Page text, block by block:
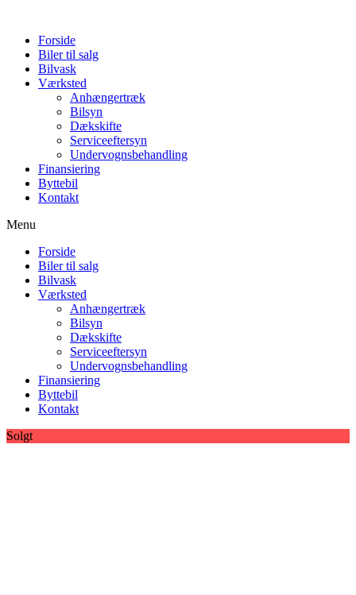
Forside
Biler til salg
Bilvask
Værksted
Anhængertræk
Bilsyn
Dækskifte
Serviceeftersyn
Undervognsbehandling
Finansiering
Byttebil
Kontakt
Menu
Forside
Biler til salg
Bilvask
Værksted
Anhængertræk
Bilsyn
Dækskifte
Serviceeftersyn
Undervognsbehandling
Finansiering
Byttebil
Kontakt
Solgt